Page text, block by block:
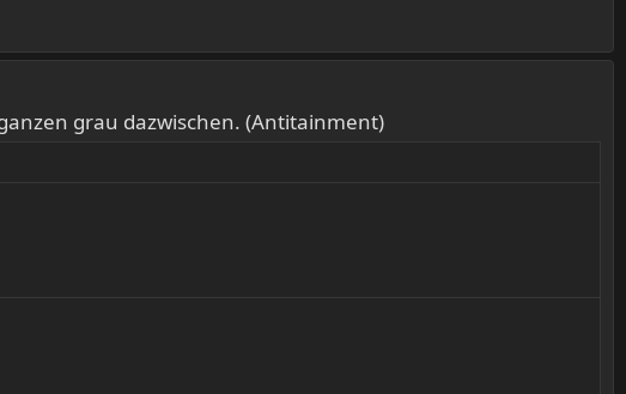
grau dazwischen. (Antitainment)